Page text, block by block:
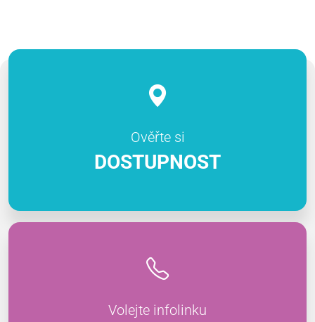
Ověřte si
DOSTUPNOST
Volejte infolinku